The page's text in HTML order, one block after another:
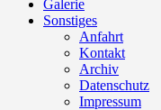
Galerie
Sonstiges
Anfahrt
Kontakt
Archiv
Datenschutz
Impressum